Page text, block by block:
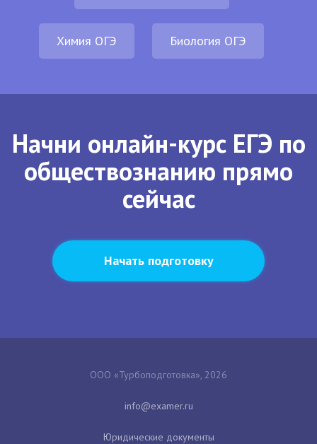
Химия ОГЭ Биология ОГЭ
Начни онлайн-курс ЕГЭ по
обществознанию прямо
сейчас
Начать подготовку
ООО «Турбоподготовка», 2026
Юридические документы